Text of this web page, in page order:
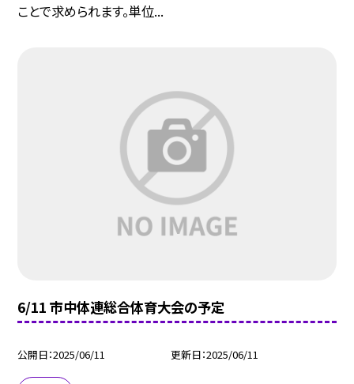
ことで求められます。単位...
6/11 市中体連総合体育大会の予定
公開日 2025/06/11 更新日 2025/06/11